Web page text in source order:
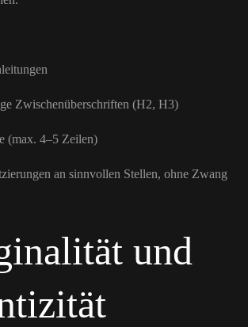
Zwischenüberschriften (H2, H3)
(max. 4–5 Zeilen)
an sinnvollen Stellen, ohne Zwang
und